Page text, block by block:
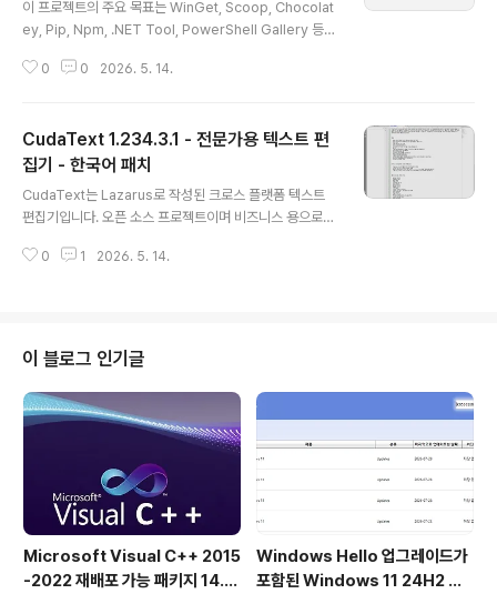
이 프로젝트의 주요 목표는 WinGet, Scoop, Chocolat
ey, Pip, Npm, .NET Tool, PowerShell Gallery 등
관리자를 위한 직관적인 GUI를 만드는 것입니다 (패키지
로드, 설치, 업데이트 및 제거할 수 있으며, 그 외에도 다양
한 작업을 수행할 수 있습니다.면책 조항: 이 프로젝트는 지
원되는 패키지 관리자와 아무런 관련이 없으며, 완전히 비
공식적인 프로젝트입니다. UniGetUI 개발자인 저는 다운
로드된 소프트웨어에 대해 어떠한 책임도 지지 않습니다.
사용 시 주의를 기울여 주십시오.한국..
0 0 2026. 5. 14.
CudaText 1.234.3.1 - 전문가용 텍스트 편
집기 - 한국어 패치
CudaText는 Lazarus로 작성된 크로스 플랫폼 텍스트
편집기입니다. 오픈 소스 프로젝트이며 비즈니스 용으로도
x on CPU Intel Core i3 3Hz에서 ~ 30 플러그인으로
경쟁사만큼 빠르지는 않지만).특징많은 언어 (250개 이상
의 렉서)에 대한 구문 강조.코드 트리: 렉서가 허용하는 경
우 함수/클래스 등의 구조.코드 접기.다중 캐럿 및 다중 선
택.정규식으로 찾기/바꾸기.JSON 형식의 구성. 렉서 별
구성을 포함합니다.탭 UI.기본/보..
0 1 2026. 5. 14.
이 블로그 인기글
Microsoft Visual C++ 2015
-2022 재배포 가능 패키지 14.5
Windows Hello 업그레이드가
포함된 Windows 11 24H2 및